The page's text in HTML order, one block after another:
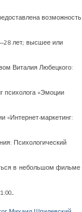
возможность
лет; высшее или
Виталия Любецкого:
психолога «Эмоции
«Интернет-маркетинг:
Психологический
в небольшом фильме